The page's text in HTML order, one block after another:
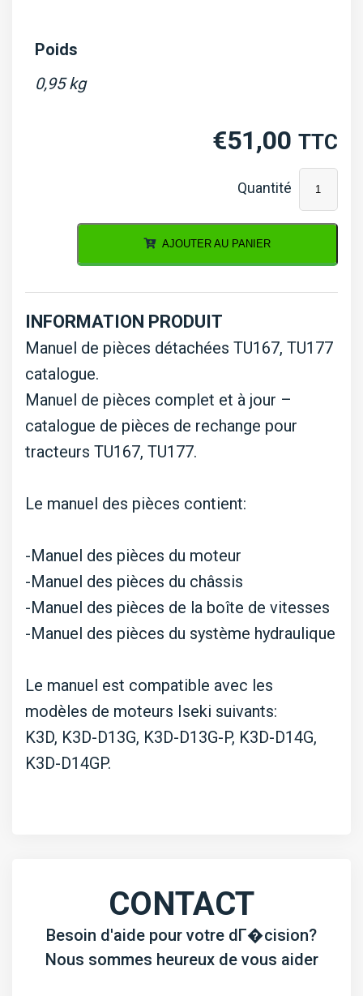
Poids
0,95 kg
€51,00 TTC
de
AJOUTER AU PANIER
INFORMATION PRODUIT
Manuel de pièces détachées TU167, TU177
catalogue.
Manuel de pièces complet et à jour –
catalogue de pièces de rechange pour
tracteurs TU167, TU177.
Le manuel des pièces contient:
-Manuel des pièces du moteur
-Manuel des pièces du châssis
-Manuel des pièces de la boîte de vitesses
-Manuel des pièces du système hydraulique
Le manuel est compatible avec les
modèles de moteurs Iseki suivants:
K3D, K3D-D13G, K3D-D13G-P, K3D-D14G,
K3D-D14GP.
CONTACT
Besoin d'aide pour votre dГ�cision?
Nous sommes heureux de vous aider